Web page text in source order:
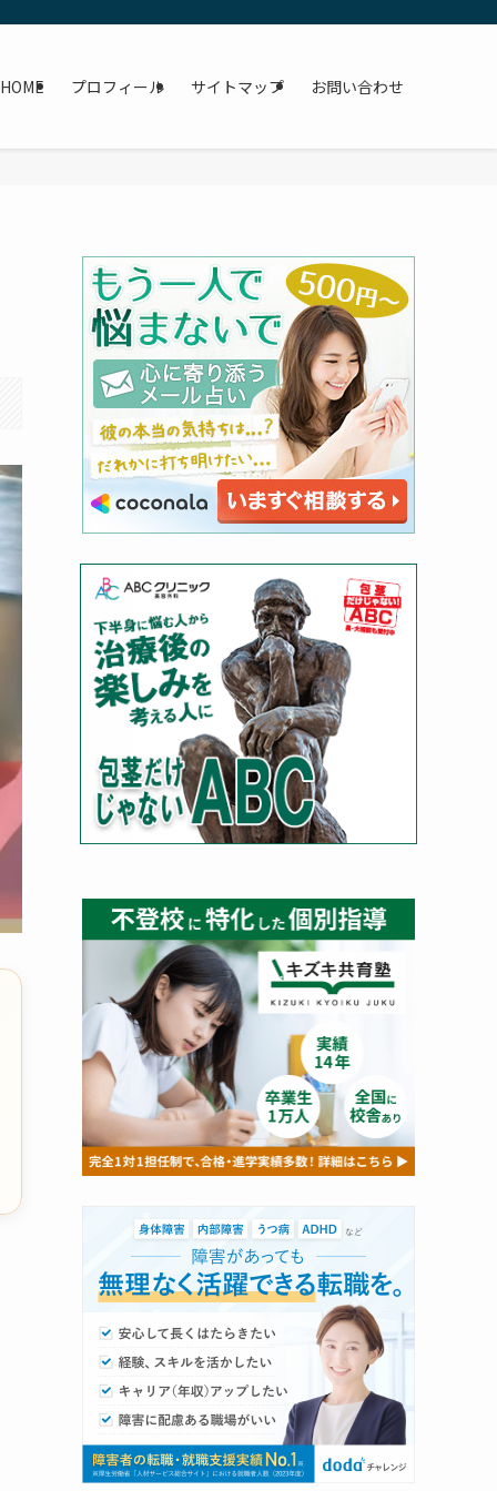
HOME プロフィール サイトマップ お問い合わせ